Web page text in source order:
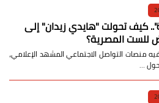
كيف تحولت "هايدي زيدان" إلى
للست المصرية؟
التواصل الاجتماعي المشهد الإعلامي،
…